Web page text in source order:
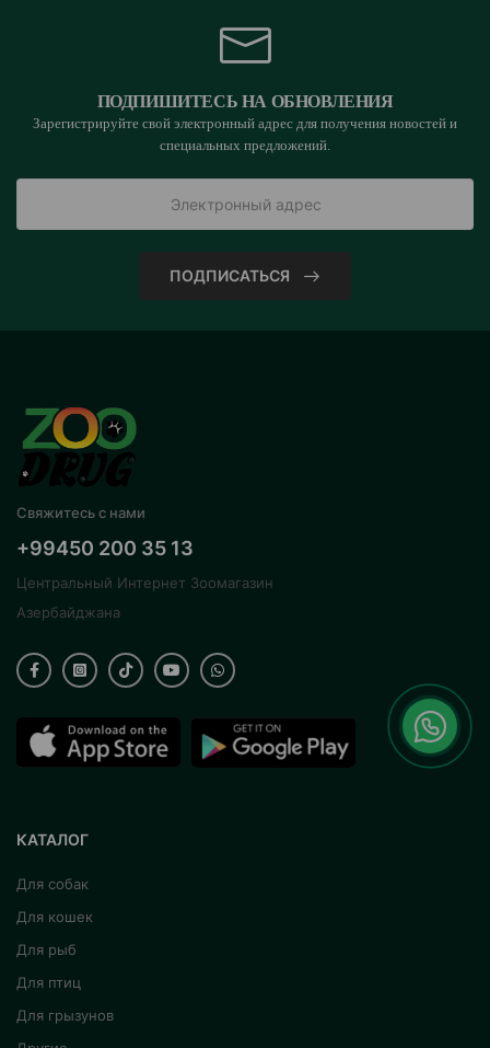
ПОДПИШИТЕСЬ НА ОБНОВЛЕНИЯ
Зарегистрируйте свой электронный адрес для получения новостей и
специальных предложений.
ПОДПИСАТЬСЯ
Свяжитесь с нами
+99450 200 35 13
Центральный Интернет Зоомагазин
Азербайджана
КАТАЛОГ
Для собак
Для кошек
Для рыб
Для птиц
Для грызунов